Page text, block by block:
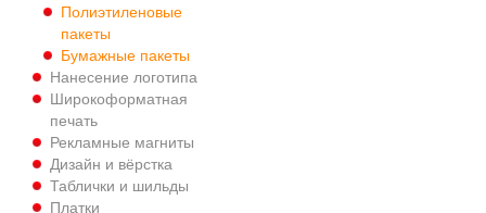
Полиэтиленовые
пакеты
Бумажные пакеты
Нанесение логотипа
Широкоформатная
печать
Рекламные магниты
Дизайн и вёрстка
Таблички и шильды
Платки